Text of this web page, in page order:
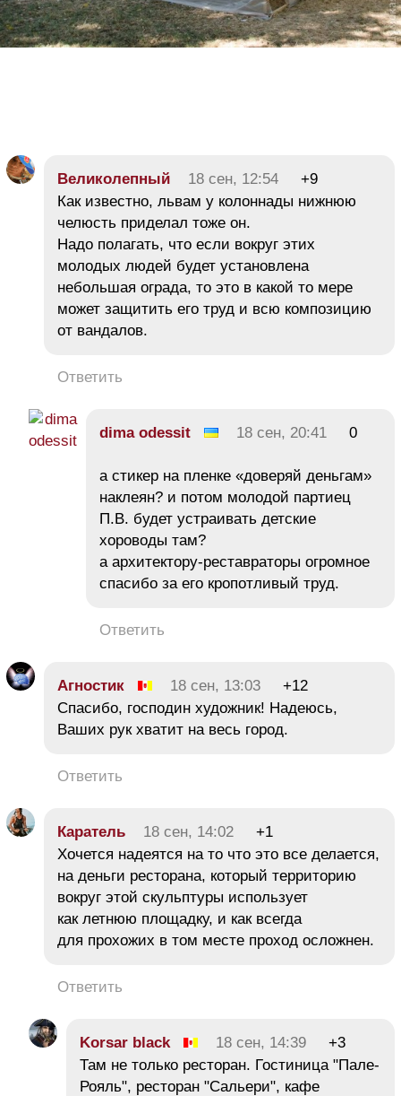
Великолепный 18 сен, 12:54
+9
Как известно, львам у колоннады нижнюю
челюсть приделал тоже он.
Надо полагать, что если вокруг этих
молодых людей будет установлена
небольшая ограда, то это в какой то мере
может защитить его труд и всю композицию
от вандалов.
Ответить
dima odessit 18 сен, 20:41 0
а стикер на пленке «доверяй деньгам»
наклеян? и потом молодой партиец
П.В. будет устраивать детские
хороводы там?
а архитектору-реставраторы огромное
спасибо за его кропотливый труд.
Ответить
Агностик 18 сен, 13:03
+12
Спасибо, господин художник! Надеюсь,
Ваших рук хватит на весь город.
Ответить
Каратель 18 сен, 14:02
+1
Хочется надеятся на то что это все делается,
на деньги ресторана, который территорию
вокруг этой скульптуры использует
как летнюю площадку, и как всегда
для прохожих в том месте проход осложнен.
Ответить
Korsar black 18 сен, 14:39
+3
Там не только ресторан. Гостиница "Пале-
Рояль", ресторан "Сальери", кафе